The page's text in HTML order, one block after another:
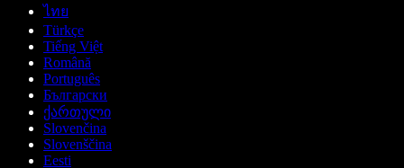
ไทย
Türkçe
Tiếng Việt
Română
Português
Български
ქართული
Slovenčina
Slovenščina
Eesti